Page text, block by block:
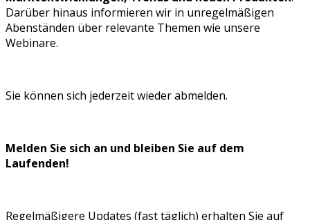
Darüber hinaus informieren wir in unregelmäßigen
Abenständen über relevante Themen wie unsere
Webinare.
Sie können sich jederzeit wieder abmelden.
Melden Sie sich an und bleiben Sie auf dem
Laufenden!
Regelmäßigere Updates (fast täglich) erhalten Sie auf